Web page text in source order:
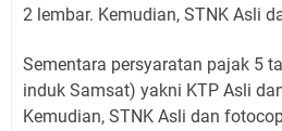
2 lembar. Kemudian, STNK Asli
Sementara persyaratan pajak 5
induk Samsat) yakni KTP Asli
Kemudian, STNK Asli dan